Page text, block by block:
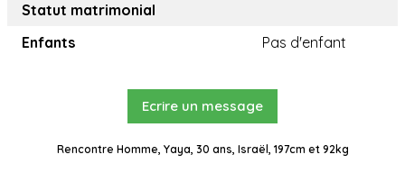
Statut matrimonial
Enfants
Pas d'enfant
Ecrire un message
Rencontre Homme, Yaya, 30 ans, Israël, 197cm et 92kg